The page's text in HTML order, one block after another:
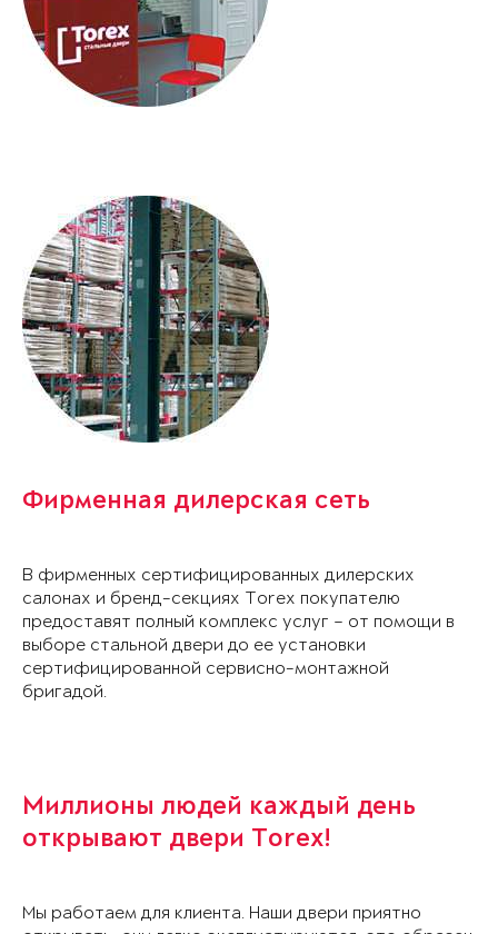
Фирменная дилерская сеть
В фирменных сертифицированных дилерских
салонах и бренд-секциях Torex покупателю
предоставят полный комплекс услуг – от помощи в
выборе стальной двери до ее установки
сертифицированной сервисно-монтажной
бригадой.
Миллионы людей каждый день
открывают двери Torex!
Мы работаем для клиента. Наши двери приятно